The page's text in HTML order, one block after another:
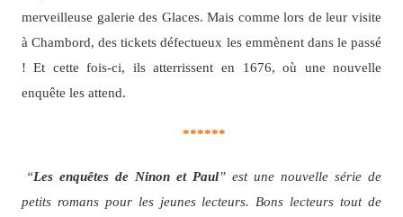
merveilleuse galerie des Glaces. Mais comme lors de leur visite
à Chambord, des tickets défectueux les emmènent dans le passé
! Et cette fois-ci, ils atterrissent en 1676, où une nouvelle
enquête les attend.
******
“Les enquêtes de Ninon et Paul” est une nouvelle série de
petits romans pour les jeunes lecteurs. Bons lecteurs tout de